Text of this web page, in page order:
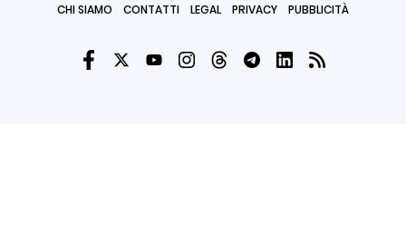
CHI SIAMO CONTATTI LEGAL PRIVACY PUBBLICITÀ